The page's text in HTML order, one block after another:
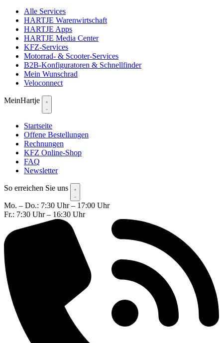
Alle Services
HARTJE Warenwirtschaft
HARTJE Apps
HARTJE Media Center
KFZ-Services
Motorrad- & Scooter-Services
B2B-Konfiguratoren & Schnellfinder
Mein Wunschrad
Veloconnect
MeinHartje
Startseite
Offene Bestellungen
Rechnungen
KFZ Online-Shop
FAQ
Newsletter
So erreichen Sie uns
Mo. – Do.: 7:30 Uhr – 17:00 Uhr
Fr.: 7:30 Uhr – 16:30 Uhr